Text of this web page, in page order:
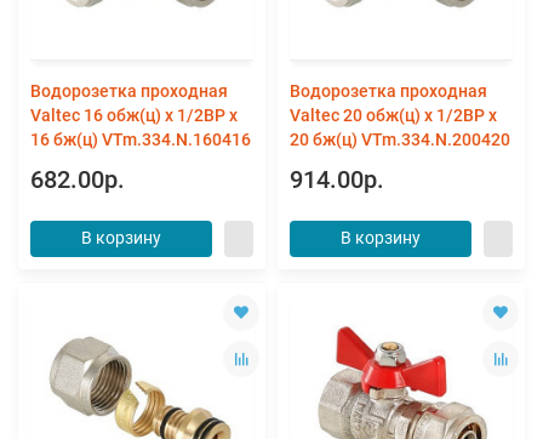
Водорозетка проходная
Valtec 16 обж(ц) х 1/2ВР х
16 бж(ц) VTm.334.N.160416
682.00р.
В корзину
Водорозетка проходная
Valtec 20 обж(ц) х 1/2ВР х
20 бж(ц) VTm.334.N.200420
914.00р.
В корзину